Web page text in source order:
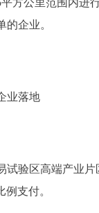
公里范围内进行
企业。
业落地
区高端产业片
例支付。